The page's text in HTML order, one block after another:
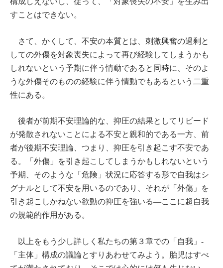
すことはできない。
さて、かくして、不安の本質とは、刺激興奮の過剰と
しての外傷を対象喪失によって再び経験してしまうかも
しれないという予期に伴う情動であると同時に、そのよ
うな外傷そのものの経験に伴う情動でもあるという二重
性にある。
後者が前期不安理論的な、抑圧の結果としてリビード
が発散されないことによる不安と親和的である一方、前
者が後期不安理論、つまり、抑圧を引き起こす不安であ
る。「外傷」を引き起こしてしまうかもしれないという
予期、そのような「危険」状況に応答する形で自我はシ
グナルとして不安を用いるのであり、それが「外傷」を
引き起こしかねない欲動の抑圧を強いる―ここに超自我
の規範的作用がある。
以上をもう少し詳しく私たちの第３章での「自我」-
「主体」構成の議論とすりあわせてみよう。胎児はすべ